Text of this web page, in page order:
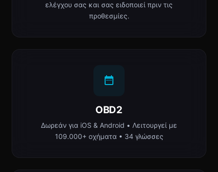
ελέγχου σας και σας ειδοποιεί πριν τις
προθεσμίες.
OBD2
Δωρεάν για iOS & Android • Λειτουργεί με
109.000+ οχήματα • 34 γλώσσες